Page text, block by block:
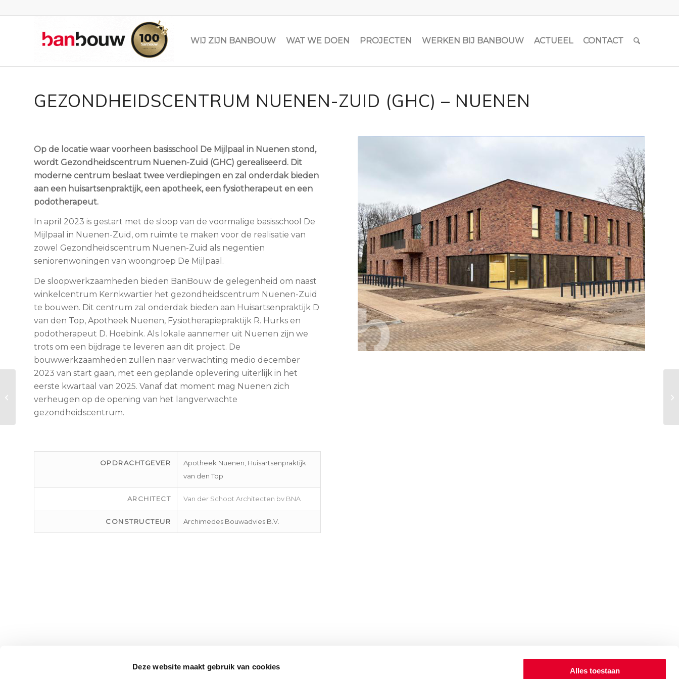
Deze website maakt gebruik van cookies
Alles toestaan
WIJ ZIJN BANBOUW WAT WE DOEN PROJECTEN WERKEN BIJ BANBOUW ACTUEEL CONTACT
GEZONDHEIDSCENTRUM NUENEN-ZUID (GHC) – NUENEN
Op de locatie waar voorheen basisschool De Mijlpaal in Nuenen stond,
wordt Gezondheidscentrum Nuenen-Zuid (GHC) gerealiseerd. Dit
moderne centrum beslaat twee verdiepingen en zal onderdak bieden
aan een huisartsenpraktijk, een apotheek, een fysiotherapeut en een
podotherapeut.
In april 2023 is gestart met de sloop van de voormalige basisschool De
Mijlpaal in Nuenen-Zuid, om ruimte te maken voor de realisatie van
zowel Gezondheidscentrum Nuenen-Zuid als negentien
seniorenwoningen van woongroep De Mijlpaal.
De sloopwerkzaamheden bieden BanBouw de gelegenheid om naast
winkelcentrum Kernkwartier het gezondheidscentrum Nuenen-Zuid
te bouwen. Dit centrum zal onderdak bieden aan Huisartsenpraktijk D
van den Top, Apotheek Nuenen, Fysiotherapiepraktijk R. Hurks en
podotherapeut D. Hoebink. Als lokale aannemer uit Nuenen zijn we
trots om een bijdrage te leveren aan dit project. De
bouwwerkzaamheden zullen naar verwachting medio december
2023 van start gaan, met een geplande oplevering uiterlijk in het
eerste kwartaal van 2025. Vanaf dat moment mag Nuenen zich
verheugen op de opening van het langverwachte
gezondheidscentrum.
OPDRACHTGEVER
Apotheek Nuenen, Huisartsenpraktijk
van den Top
ARCHITECT Van der Schoot Architecten bv BNA
CONSTRUCTEUR Archimedes Bouwadvies B.V.
Bedrijfspand Leeuw
Opleidingen –